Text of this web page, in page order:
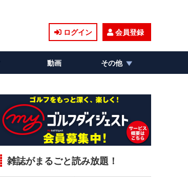
ログイン 会員登録
動画 その他
雑誌がまるごと読み放題！